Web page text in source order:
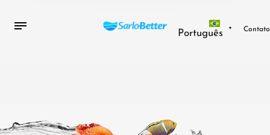
Português Contato